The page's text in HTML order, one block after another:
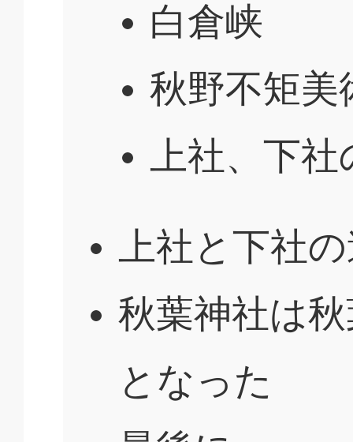
白倉峡
秋野不矩美
上社、下
上社と下社
秋葉神社は
となった